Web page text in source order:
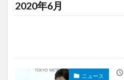
2020年6月
ニュース